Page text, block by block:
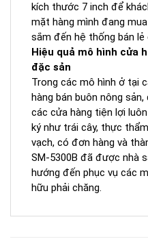
kích thước 7 inch để
mặt hàng mình đang
sắm đến hệ thống bán lẻ
Hiệu quả mô hình cửa
đặc sản
Trong các mô hình ở tại
hàng bán buôn nông
các cửa hàng tiện lợi
ký như trái cây, thực
vạch, có đơn hàng và
SM-5300B đã được nhà
hướng đến phục vụ các
hữu phải chăng.